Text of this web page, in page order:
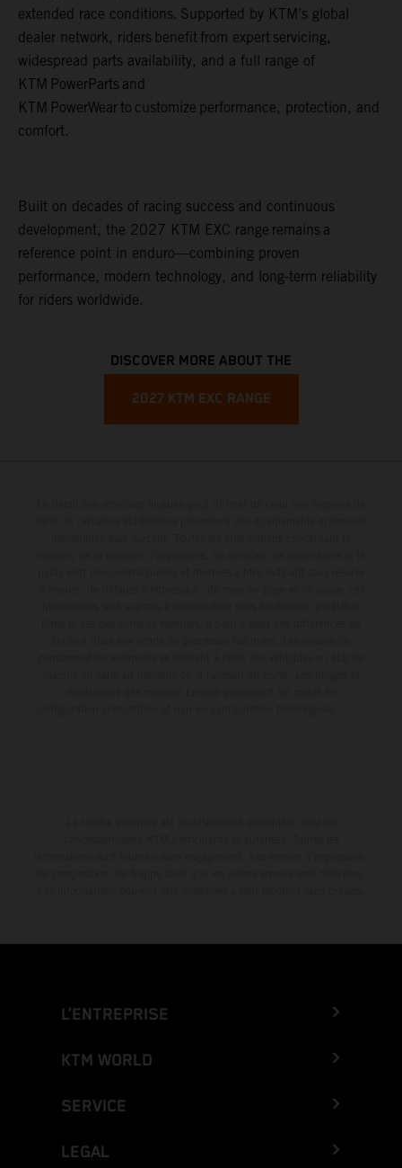
extended race conditions. Supported by KTM’s global
dealer network, riders benefit from expert servicing,
widespread parts availability, and a full range of
KTM PowerParts and
KTM PowerWear to customize performance, protection, and
comfort.
Built on decades of racing success and continuous
development, the 2027 KTM EXC range remains a
reference point in enduro—combining proven
performance, modern technology, and long-term reliability
for riders worldwide.
DISCOVER MORE ABOUT THE
2027 KTM EXC RANGE
L’ENTREPRISE
KTM WORLD
SERVICE
LEGAL